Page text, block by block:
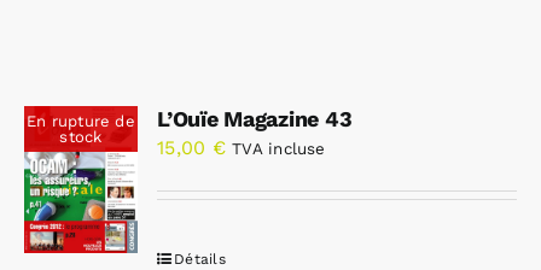
En rupture de
stock
L’Ouïe Magazine 43
15,00 € TVA incluse
Détails